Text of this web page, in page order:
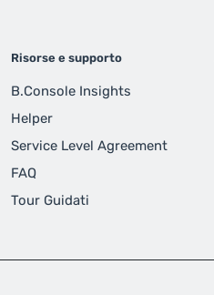
Risorse e supporto
B.Console Insights
Helper
Service Level Agreement
FAQ
Tour Guidati